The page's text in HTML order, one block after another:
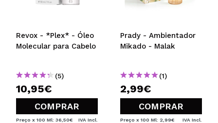
Revox - *Plex* - Óleo
Molecular para Cabelo
(5)
10,95€
COMPRAR
Preço x 100 Ml: 36,50€ IVA Incl.
Prady - Ambientador
Mikado - Malak
(1)
2,99€
COMPRAR
Preço x 100 Ml: 2,99€ IVA Incl.